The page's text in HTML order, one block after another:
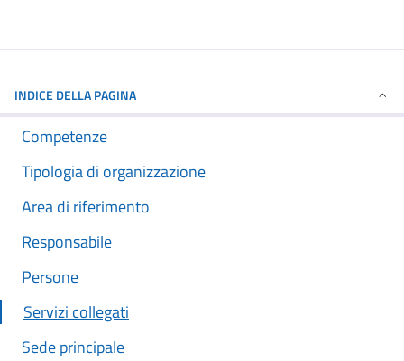
INDICE DELLA PAGINA
Competenze
Tipologia di organizzazione
Area di riferimento
Responsabile
Persone
Servizi collegati
Sede principale